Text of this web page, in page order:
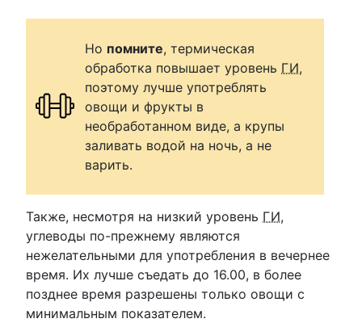
Но помните, термическая
обработка повышает уровень ГИ,
поэтому лучше употреблять
овощи и фрукты в
необработанном виде, а крупы
заливать водой на ночь, а не
варить.
Также, несмотря на низкий уровень ГИ,
углеводы по-прежнему являются
нежелательными для употребления в вечернее
время. Их лучше съедать до 16.00, в более
позднее время разрешены только овощи с
минимальным показателем.